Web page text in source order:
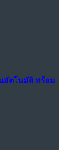
นอัตโนมัติ พร้อม